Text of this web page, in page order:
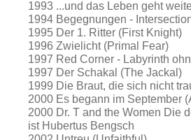
1993 ...und das Leben geht
1994 Begegnungen -
1995 Der 1. Ritter (First Knight)
1996 Zwielicht (Primal Fear)
1997 Red Corner - Labyrinth
1997 Der Schakal (The Jackal)
1999 Die Braut, die sich nicht
2000 Es begann im September
2000 Dr. T and the Women Die
ist Hubertus Bengsch